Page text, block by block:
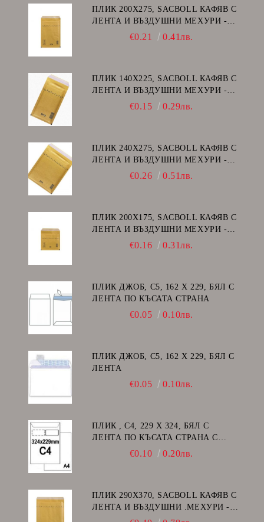
ПЛИК 200Х275, SACBOLL КАФЯВ С
ЛЕНТА И ВЪЗДУШНИ МЕХУРИ -
€0.21 0.41лв.
ПЛИК 140Х225, SACBOLL КАФЯВ С
ЛЕНТА И ВЪЗДУШНИ МЕХУРИ -
€0.15 0.29лв.
ПЛИК 240Х275, SACBOLL КАФЯВ С
ЛЕНТА И ВЪЗДУШНИ МЕХУРИ -
€0.26 0.51лв.
ПЛИК 200Х175, SACBOLL КАФЯВ С
ЛЕНТА И ВЪЗДУШНИ МЕХУРИ -
€0.16 0.31лв.
ПЛИК ДЖОБ, C5, 162 Х 229, БЯЛ С
ЛЕНТА ПО КЪСАТА СТРАНА
€0.05 0.10лв.
ПЛИК ДЖОБ, C5, 162 Х 229, БЯЛ С
ЛЕНТА
€0.05 0.10лв.
ПЛИК , C4, 229 Х 324, БЯЛ С
ЛЕНТА ПО КЪСАТА СТРАНА С
ДЕСЕН ПРОЗОРЕЦ
€0.10 0.20лв.
ПЛИК 290Х370, SACBOLL КАФЯВ С
ЛЕНТА И ВЪЗДУШНИ .МЕХУРИ -